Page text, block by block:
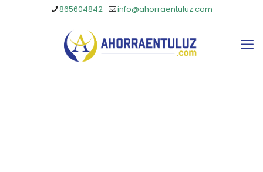
865604842 info@ahorraentuluz.com